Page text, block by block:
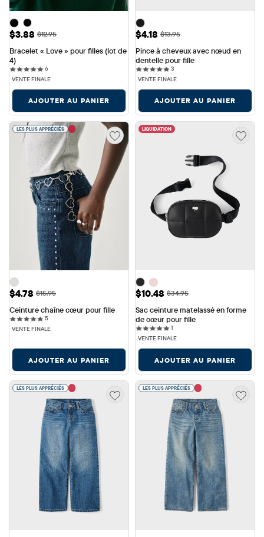
Prix ​​de vente: $3.88
$3.88 Prix ​​d'origine: $12.95
$12.95
Bracelet « Love » pour filles (lot de
4)
66 reviews
VENTE FINALE
AJOUTER AU PANIER
Prix ​​de vente: $4.18
$4.18 Prix ​​d'origine: $13.95
$13.95
Pince à cheveux avec nœud en
dentelle pour fille
33 reviews
VENTE FINALE
AJOUTER AU PANIER
LES PLUS APPRÉCIÉS
Prix ​​de vente: $4.78
$4.78 Prix ​​d'origine: $15.95
$15.95
Ceinture chaîne cœur pour fille
55 reviews
VENTE FINALE
AJOUTER AU PANIER
LIQUIDATION
Prix ​​de vente: $10.48
$10.48 Prix ​​d'origine: $34.95
$34.95
Sac ceinture matelassé en forme
de cœur pour fille
1
VENTE FINALE
AJOUTER AU PANIER
LES PLUS APPRÉCIÉS LES PLUS APPRÉCIÉS